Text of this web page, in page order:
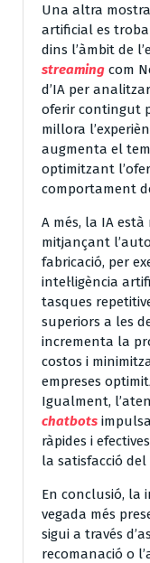
Una altra
artificial es troba
dins l’àmbit de
streaming com
d’IA per
oferir contingut
millora
augmenta el
optimitzant
comportament
A més, la IA
mitjançant
fabricació, per
intel·ligència
tasques
superiors a les
incrementa la
costos i
empreses
Igualment,
chatbots
ràpides i
la satisfacció del
En conclusió, la
vegada més
sigui a través
recomanació o